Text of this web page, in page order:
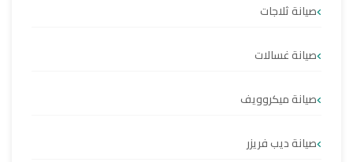
صيانة ثلاجات
صيانة غسالات
صيانة ميكروويف
صيانة ديب فريزر